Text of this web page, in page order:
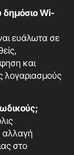
δημόσιο Wi-
ευάλωτα σε
και
λογαριασμούς
αλλαγή
στο